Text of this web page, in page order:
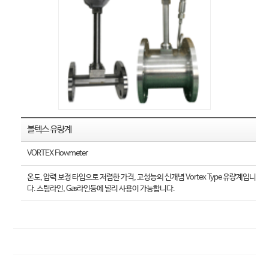
볼텍스 유량계
VORTEX Flowmeter
온도, 압력 보정 타입으로 저렴한 가격, 고성능의 신개념 Vortex Type 유량계입니
다. 스팀라인, Gas라인등에 널리 사용이 가능합니다.